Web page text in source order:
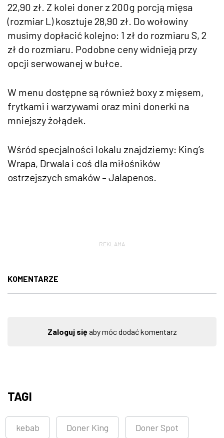
22,90 zł. Z kolei doner z 200g porcją mięsa
(rozmiar L) kosztuje 28,90 zł. Do wołowiny
musimy dopłacić kolejno: 1 zł do rozmiaru S, 2
zł do rozmiaru. Podobne ceny widnieją przy
opcji serwowanej w bułce.
W menu dostępne są również boxy z mięsem,
frytkami i warzywami oraz mini donerki na
mniejszy żołądek.
Wśród specjalności lokalu znajdziemy: King’s
Wrapa, Drwala i coś dla miłośników
ostrzejszych smaków – Jalapenos.
REKLAMA
KOMENTARZE
Zaloguj sięaby móc dodać komentarz
TAGI
kebab Doner King Doner Spot